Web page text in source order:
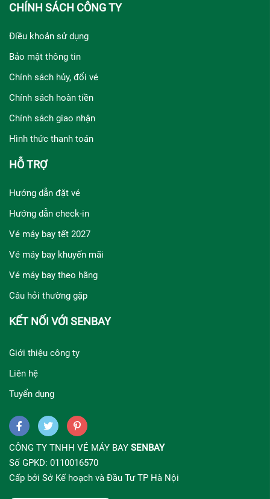
CHÍNH SÁCH CÔNG TY
Điều khoản sử dụng
Bảo mật thông tin
Chính sách hủy, đổi vé
Chính sách hoàn tiền
Chính sách giao nhận
Hình thức thanh toán
HỖ TRỢ
Hướng dẫn đặt vé
Hướng dẫn check-in
Vé máy bay tết 2027
Vé máy bay khuyến mãi
Vé máy bay theo hãng
Câu hỏi thường gặp
KẾT NỐI VỚI SENBAY
Giới thiệu công ty
Liên hệ
Tuyển dụng
CÔNG TY TNHH VÉ MÁY BAY SENBAY
Số GPKD: 0110016570
Cấp bởi Sở Kế hoạch và Đầu Tư TP Hà Nội